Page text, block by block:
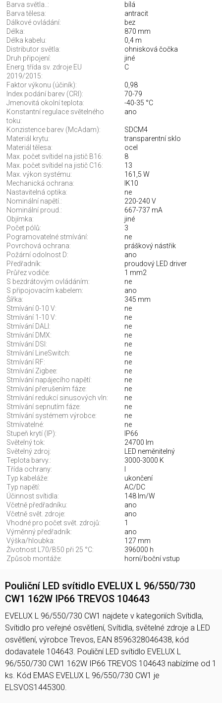
Barva světla..:
bílá
Barva tělesa:
antracit
Dálkové ovládání:
bez
Délka:
870 mm
Délka kabelu:
0,4 m
Distributor světla:
ohnisková čočka
Druh připojení:
jiné
Energ. třída sv. zdroje EU
2019/2015:
C
Faktor výkonu (účiník):
0,98
Index podání barev (CRI):
70-79
Jmenovitá okolní teplota:
-40-35 °C
Konstantní regulace světelného
toku:
ano
Konzistence barev (McAdam):
SDCM4
Materiál krytu:
transparentní sklo
Materiál tělesa:
ocel
Max. počet svítidel na jistič B16:
8
Max. počet svítidel na jistič C16:
13
Max. výkon systému:
161,5 W
Mechanická ochrana:
IK10
Nastavitelná optika:
ne
Nominální napětí.:
220-240 V
Nominální proud.:
667-737 mA
Objímka:
jiné
Počet pólů:
3
Pogramovatelné stmívání:
ne
Povrchová ochrana:
práškový nástřik
Požární odolnost D:
ano
Předřadník:
proudový LED driver
Průřez vodiče:
1 mm2
S bezdrátovým ovládáním:
ne
S připojovacím kabelem:
ano
Šířka:
345 mm
Stmívání 0-10 V:
ne
Stmívání 1-10 V:
ne
Stmívání DALI:
ne
Stmívání DMX:
ne
Stmívání DSI:
ne
Stmívání LineSwitch:
ne
Stmívání RF:
ne
Stmívání Zigbee:
ne
Stmívání napájecího napětí:
ne
Stmívání přerušením fáze:
ne
Stmívání redukcí sinusových vln:
ne
Stmívání sepnutím fáze:
ne
Stmívání systémem výrobce:
ne
Stmívatelné:
ne
Stupeň krytí (IP):
IP66
Světelný tok:
24700 lm
Světelný zdroj:
LED neměnitelný
Teplota barvy.:
3000-3000 K
Třída ochrany:
Typ kabeláže:
ukončení
Typ napětí:
AC/DC
Účinnost svítidla:
148 lm/W
Včetně předřadníku:
ano
Včetně svět. zdroje:
ano
Vhodné pro počet svět. zdrojů:
1
Výměnný předřadník:
ano
Výška/hloubka:
127 mm
Životnost L70/B50 při 25 °C:
396000 h
Způsob montáže:
horní/boční vstup
Pouliční LED svítidlo EVELUX L 96/550/730
CW1 162W IP66 TREVOS 104643
EVELUX L 96/550/730 CW1 najdete v kategoriích Svítidla,
Svítidlo pro veřejné osvětlení, Svítidla, světelné zdroje a LED
osvětlení, výrobce Trevos, EAN 8596328046438, kód
dodavatele 104643. Pouliční LED svítidlo EVELUX L
96/550/730 CW1 162W IP66 TREVOS 104643 nabízíme od 1
ks. Kód EMAS EVELUX L 96/550/730 CW1 je
ELSVOS1445300.